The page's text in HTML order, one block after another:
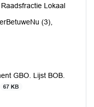
Lokaal
(3),
GBO. Lijst BOB.
67 KB